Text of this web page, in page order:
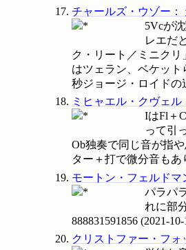
チャールズ・ウゾー ：
5Vcが
レエだ
ク・リート／ミニク
はツェラン、ベケッ
秒ジョージ・ロイドの
ミヒャエル・クヴェル
IはFl＋
って引
Ob独奏で同じ音が指
ター＋打で微分音もあ
モートン・フェルドマ
パラパ
れに部
888831591856 (2021-10-
クリストファー・フォ